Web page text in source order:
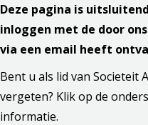
Deze pagina is
inloggen met de door
via een email heeft
Bent u als lid van Societeit
vergeten? Klik op de
informatie.